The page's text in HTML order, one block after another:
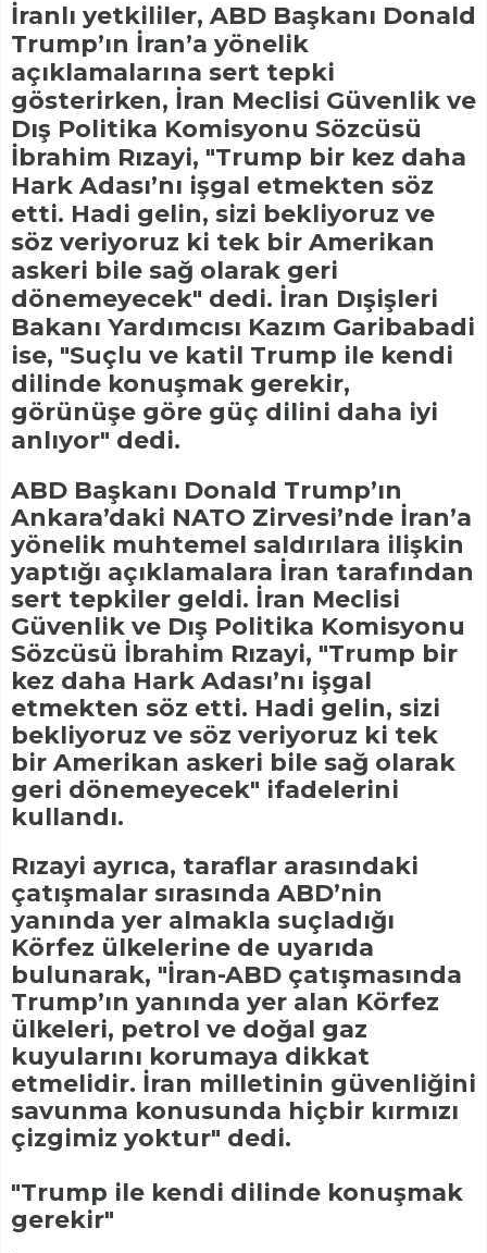
İranlı yetkililer, ABD Başkanı Donald
Trump’ın İran’a yönelik
açıklamalarına sert tepki
gösterirken, İran Meclisi Güvenlik ve
Dış Politika Komisyonu Sözcüsü
İbrahim Rızayi, "Trump bir kez daha
Hark Adası’nı işgal etmekten söz
etti. Hadi gelin, sizi bekliyoruz ve
söz veriyoruz ki tek bir Amerikan
askeri bile sağ olarak geri
dönemeyecek" dedi. İran Dışişleri
Bakanı Yardımcısı Kazım Garibabadi
ise, "Suçlu ve katil Trump ile kendi
dilinde konuşmak gerekir,
görünüşe göre güç dilini daha iyi
anlıyor" dedi.
ABD Başkanı Donald Trump’ın
Ankara’daki NATO Zirvesi’nde İran’a
yönelik muhtemel saldırılara ilişkin
yaptığı açıklamalara İran tarafından
sert tepkiler geldi. İran Meclisi
Güvenlik ve Dış Politika Komisyonu
Sözcüsü İbrahim Rızayi, "Trump bir
kez daha Hark Adası’nı işgal
etmekten söz etti. Hadi gelin, sizi
bekliyoruz ve söz veriyoruz ki tek
bir Amerikan askeri bile sağ olarak
geri dönemeyecek" ifadelerini
kullandı.
Rızayi ayrıca, taraflar arasındaki
çatışmalar sırasında ABD’nin
yanında yer almakla suçladığı
Körfez ülkelerine de uyarıda
bulunarak, "İran-ABD çatışmasında
Trump’ın yanında yer alan Körfez
ülkeleri, petrol ve doğal gaz
kuyularını korumaya dikkat
etmelidir. İran milletinin güvenliğini
savunma konusunda hiçbir kırmızı
çizgimiz yoktur" dedi.
"Trump ile kendi dilinde konuşmak
gerekir"